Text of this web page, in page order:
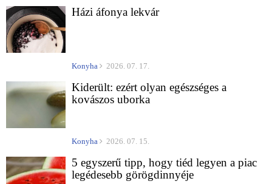
Házi áfonya lekvár
Konyha 2026. 07. 17.
Kiderült: ezért olyan egészséges a
kovászos uborka
Konyha 2026. 07. 15.
5 egyszerű tipp, hogy tiéd legyen a piac
legédesebb görögdinnyéje